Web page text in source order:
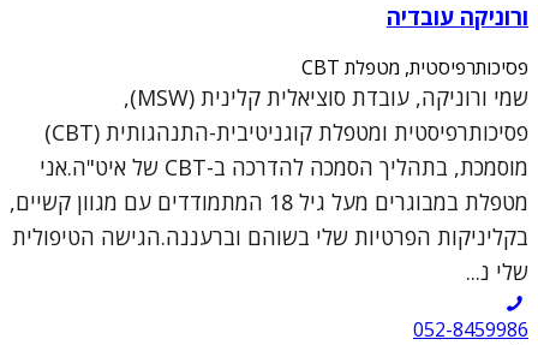
ורוניקה עובדיה
פסיכותרפיסטית, מטפלת CBT
שמי ורוניקה, עובדת סוציאלית קלינית (MSW),
פסיכותרפיסטית ומטפלת קוגניטיבית-התנהגותית (CBT)
מוסמכת, בתהליך הסמכה להדרכה ב-CBT של איט"ה.אני
מטפלת במבוגרים מעל גיל 18 המתמודדים עם מגוון קשיים,
בקליניקות הפרטיות שלי בשוהם וברעננה.הגישה הטיפולית
שלי נ...
052-8459986